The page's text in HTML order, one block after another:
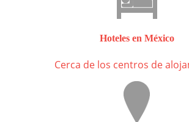
Hoteles en México
Cerca de los centros de